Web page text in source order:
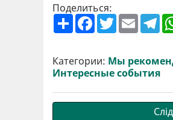
Поделиться:
П
о
р
и
т
F
a
b
o
o
T
w
t
e
r
E
m
l
T
e
g
r
a
Категории: Мы
Интересные события